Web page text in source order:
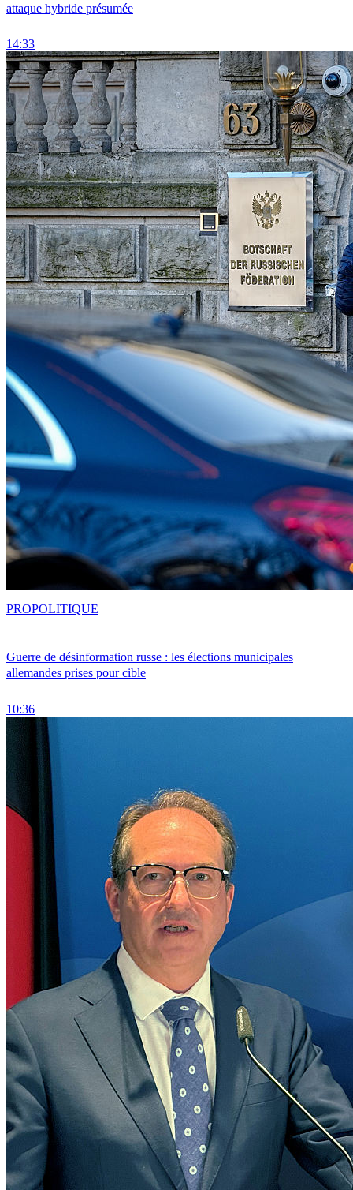
attaque hybride présumée
14:33
Guerre de désinformation russe : les élections municipales
allemandes prises pour cible
10:36
PROPOLITIQUE